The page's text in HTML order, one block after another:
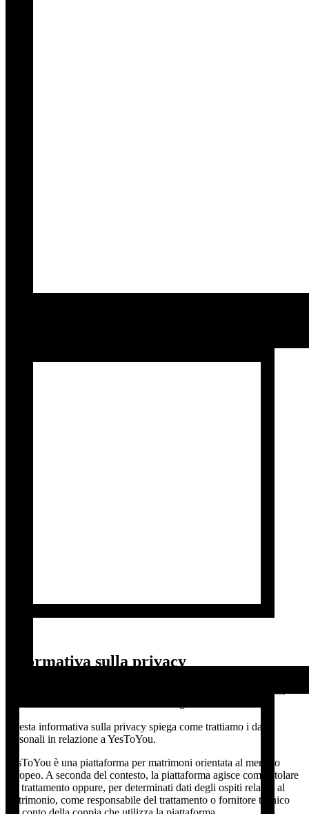
Informativa sulla privacy
Questa informativa sulla privacy spiega come trattiamo i dati
personali in relazione a YesToYou.
YesToYou è una piattaforma per matrimoni orientata al mercato
europeo. A seconda del contesto, la piattaforma agisce come titolare
del trattamento oppure, per determinati dati degli ospiti relativi al
matrimonio, come responsabile del trattamento o fornitore tecnico